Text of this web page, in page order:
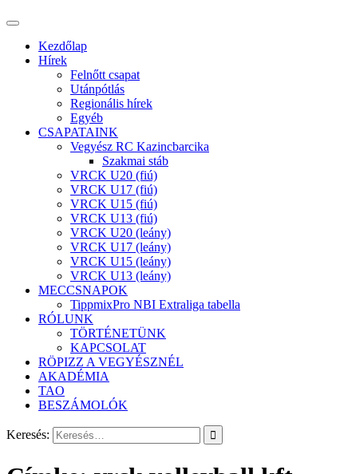
Kezdőlap
Hírek
Felnőtt csapat
Utánpótlás
Regionális hírek
Egyéb
CSAPATAINK
Vegyész RC Kazincbarcika
Szakmai stáb
VRCK U20 (fiú)
VRCK U17 (fiú)
VRCK U15 (fiú)
VRCK U13 (fiú)
VRCK U20 (leány)
VRCK U17 (leány)
VRCK U15 (leány)
VRCK U13 (leány)
MECCSNAPOK
TippmixPro NBI Extraliga tabella
RÓLUNK
TÖRTÉNETÜNK
KAPCSOLAT
RÖPIZZ A VEGYÉSZNÉL
AKADÉMIA
TAO
BESZÁMOLÓK
Keresés: